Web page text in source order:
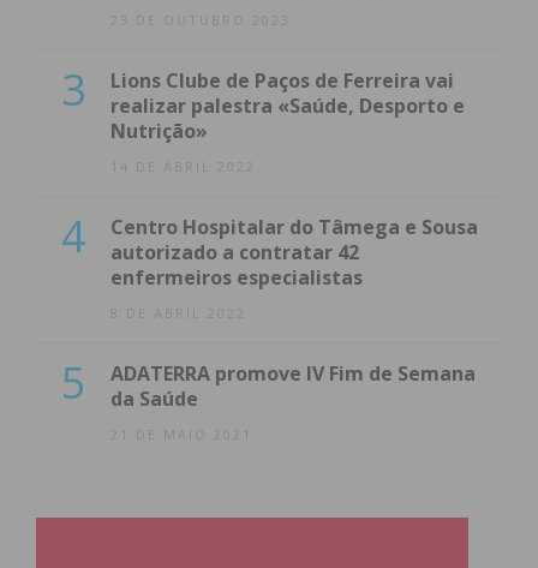
23 DE OUTUBRO 2023
3
Lions Clube de Paços de Ferreira vai
realizar palestra «Saúde, Desporto e
Nutrição»
14 DE ABRIL 2022
4
Centro Hospitalar do Tâmega e Sousa
autorizado a contratar 42
enfermeiros especialistas
8 DE ABRIL 2022
5
ADATERRA promove IV Fim de Semana
da Saúde
21 DE MAIO 2021